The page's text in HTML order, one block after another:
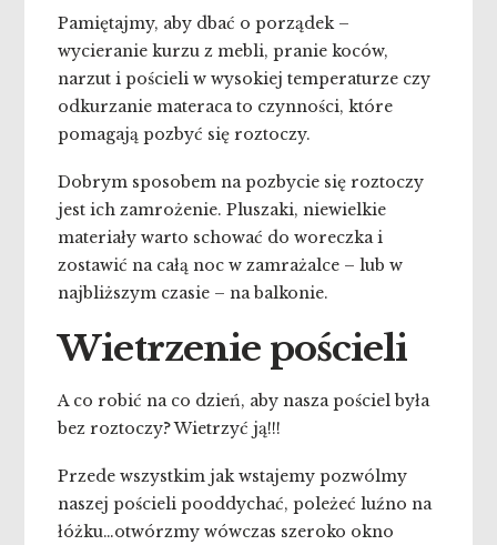
Pamiętajmy, aby dbać o porządek –
wycieranie kurzu z mebli, pranie koców,
narzut i pościeli w wysokiej temperaturze czy
odkurzanie materaca to czynności, które
pomagają pozbyć się roztoczy.
Dobrym sposobem na pozbycie się roztoczy
jest ich zamrożenie. Pluszaki, niewielkie
materiały warto schować do woreczka i
zostawić na całą noc w zamrażalce – lub w
najbliższym czasie – na balkonie.
Wietrzenie pościeli
A co robić na co dzień, aby nasza pościel była
bez roztoczy? Wietrzyć ją!!!
Przede wszystkim jak wstajemy pozwólmy
naszej pościeli pooddychać, poleżeć luźno na
łóżku…otwórzmy wówczas szeroko okno